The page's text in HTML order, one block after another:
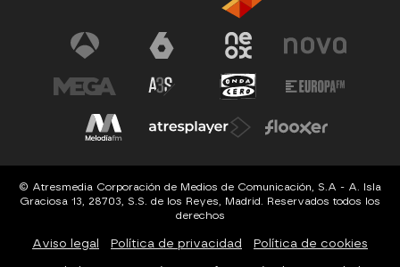
© Atresmedia Corporación de Medios de Comunicación, S.A - A. Isla
Graciosa 13, 28703, S.S. de los Reyes, Madrid. Reservados todos los
derechos
Aviso legal Política de privacidad Política de cookies